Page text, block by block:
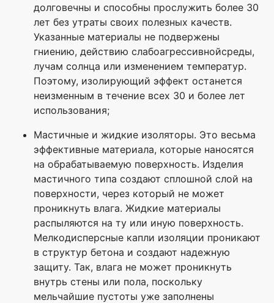
долговечны и способны прослужить более 30
лет без утраты своих полезных качеств.
Указанные материалы не подвержены
гниению, действию слабоагрессивнойсреды,
лучам солнца или изменением температур.
Поэтому, изолирующий эффект останется
неизменным в течение всех 30 и более лет
использования;
Мастичные и жидкие изоляторы. Это весьма
эффективные материала, которые наносятся
на обрабатываемую поверхность. Изделия
мастичного типа создают сплошной слой на
поверхности, через который не может
проникнуть влага. Жидкие материалы
распыляются на ту или иную поверхность.
Мелкодисперсные капли изоляции проникают
в структур бетона и создают надежную
защиту. Так, влага не может проникнуть
внутрь стены или пола, поскольку
мельчайшие пустоты уже заполнены